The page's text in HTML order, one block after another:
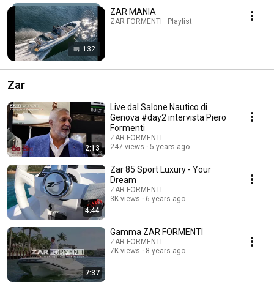
132
ZAR MANIA
ZAR FORMENTI · Playlist
Zar
2:13
Live dal Salone Nautico di
Genova #day2 intervista Piero
Formenti
ZAR FORMENTI
247 views
5 years ago
4:44
Zar 85 Sport Luxury - Your
Dream
ZAR FORMENTI
3K views
6 years ago
7:37
Gamma ZAR FORMENTI
ZAR FORMENTI
7K views
8 years ago